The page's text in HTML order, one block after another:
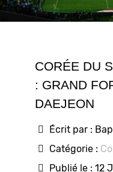
CORÉE DU
: GRAND
DAEJEON
Écrit par :
Catégorie :
Publié le : 12